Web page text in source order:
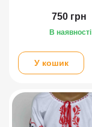
750 грн
В наявності
У кошик